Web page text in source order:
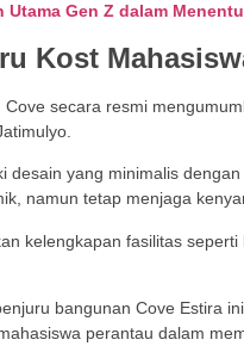
Gen Z dalam
Kost
secara resmi
desain yang minimalis
namun tetap menjaga
kelengkapan fasilitas seperti
bangunan Cove Estira
perantau dalam